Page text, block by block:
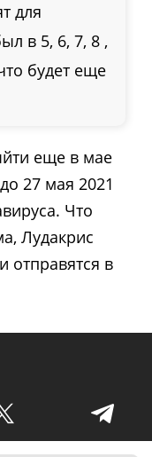
для
в 5, 6, 7, 8 ,
будет еще
еще в мае
27 мая 2021
Что
Лудакрис
отправятся в